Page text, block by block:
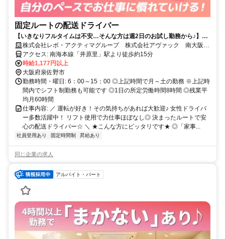
固定ルートの配送ドライバー
【いきなりフルタイムは不安…そんな方は週2日のお試し勤務から♪】女
性ドライバー活躍中／1日2～4件の固定ルート配送／重い手積みナシ
株式会社レボ・アクティマグループ 株式会社アヴァック 南大阪営
業所
アクセス: 南海本線「井原里」駅より徒歩約15分
時給1,177円以上
大阪府泉佐野市
勤務時間・曜日: 6：00～15：00 ◎上記時間で月～土の勤務 ※上記時
間内でシフト制勤務も可能です ◎1日の所定労働時間8時間 ◎残業平
均月60時間
仕事内容: ／ 運転が好き！その気持ちがあれば大歓迎♪ 女性ドライバ
ー多数活躍中！ リフト使用で力仕事ほぼなし◎ 決まったルートで安
心の配送ドライバー☆ ＼ ★こんな方にピッタリです★ ◎「家事...
社員登用あり 固定時間制 昇給あり
同じ企業の求人
アルバイト・パート